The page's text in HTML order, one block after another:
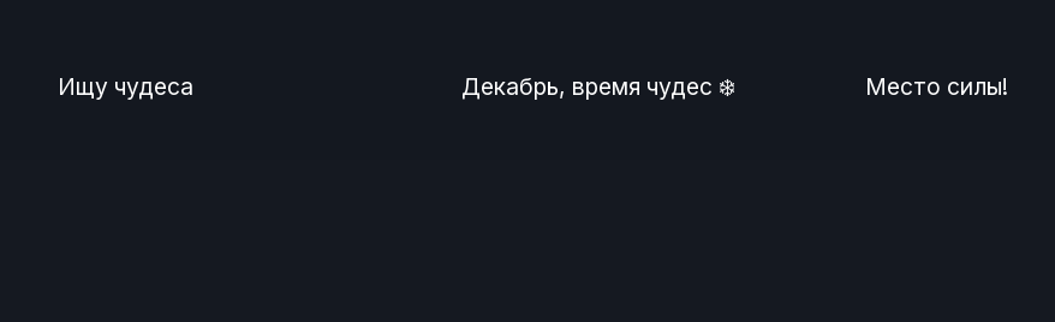
Ищу чудеса Декабрь, время чудес ❄️ Место силы!